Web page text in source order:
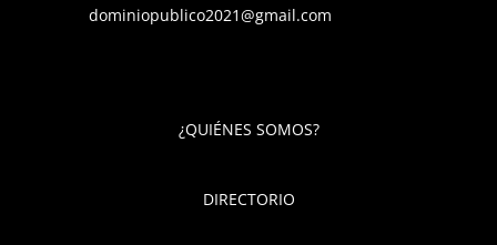
dominiopublico2021@gmail.com
¿QUIÉNES SOMOS?
DIRECTORIO